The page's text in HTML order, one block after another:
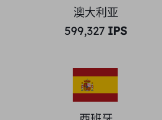
澳大利亚
599,327 IPS